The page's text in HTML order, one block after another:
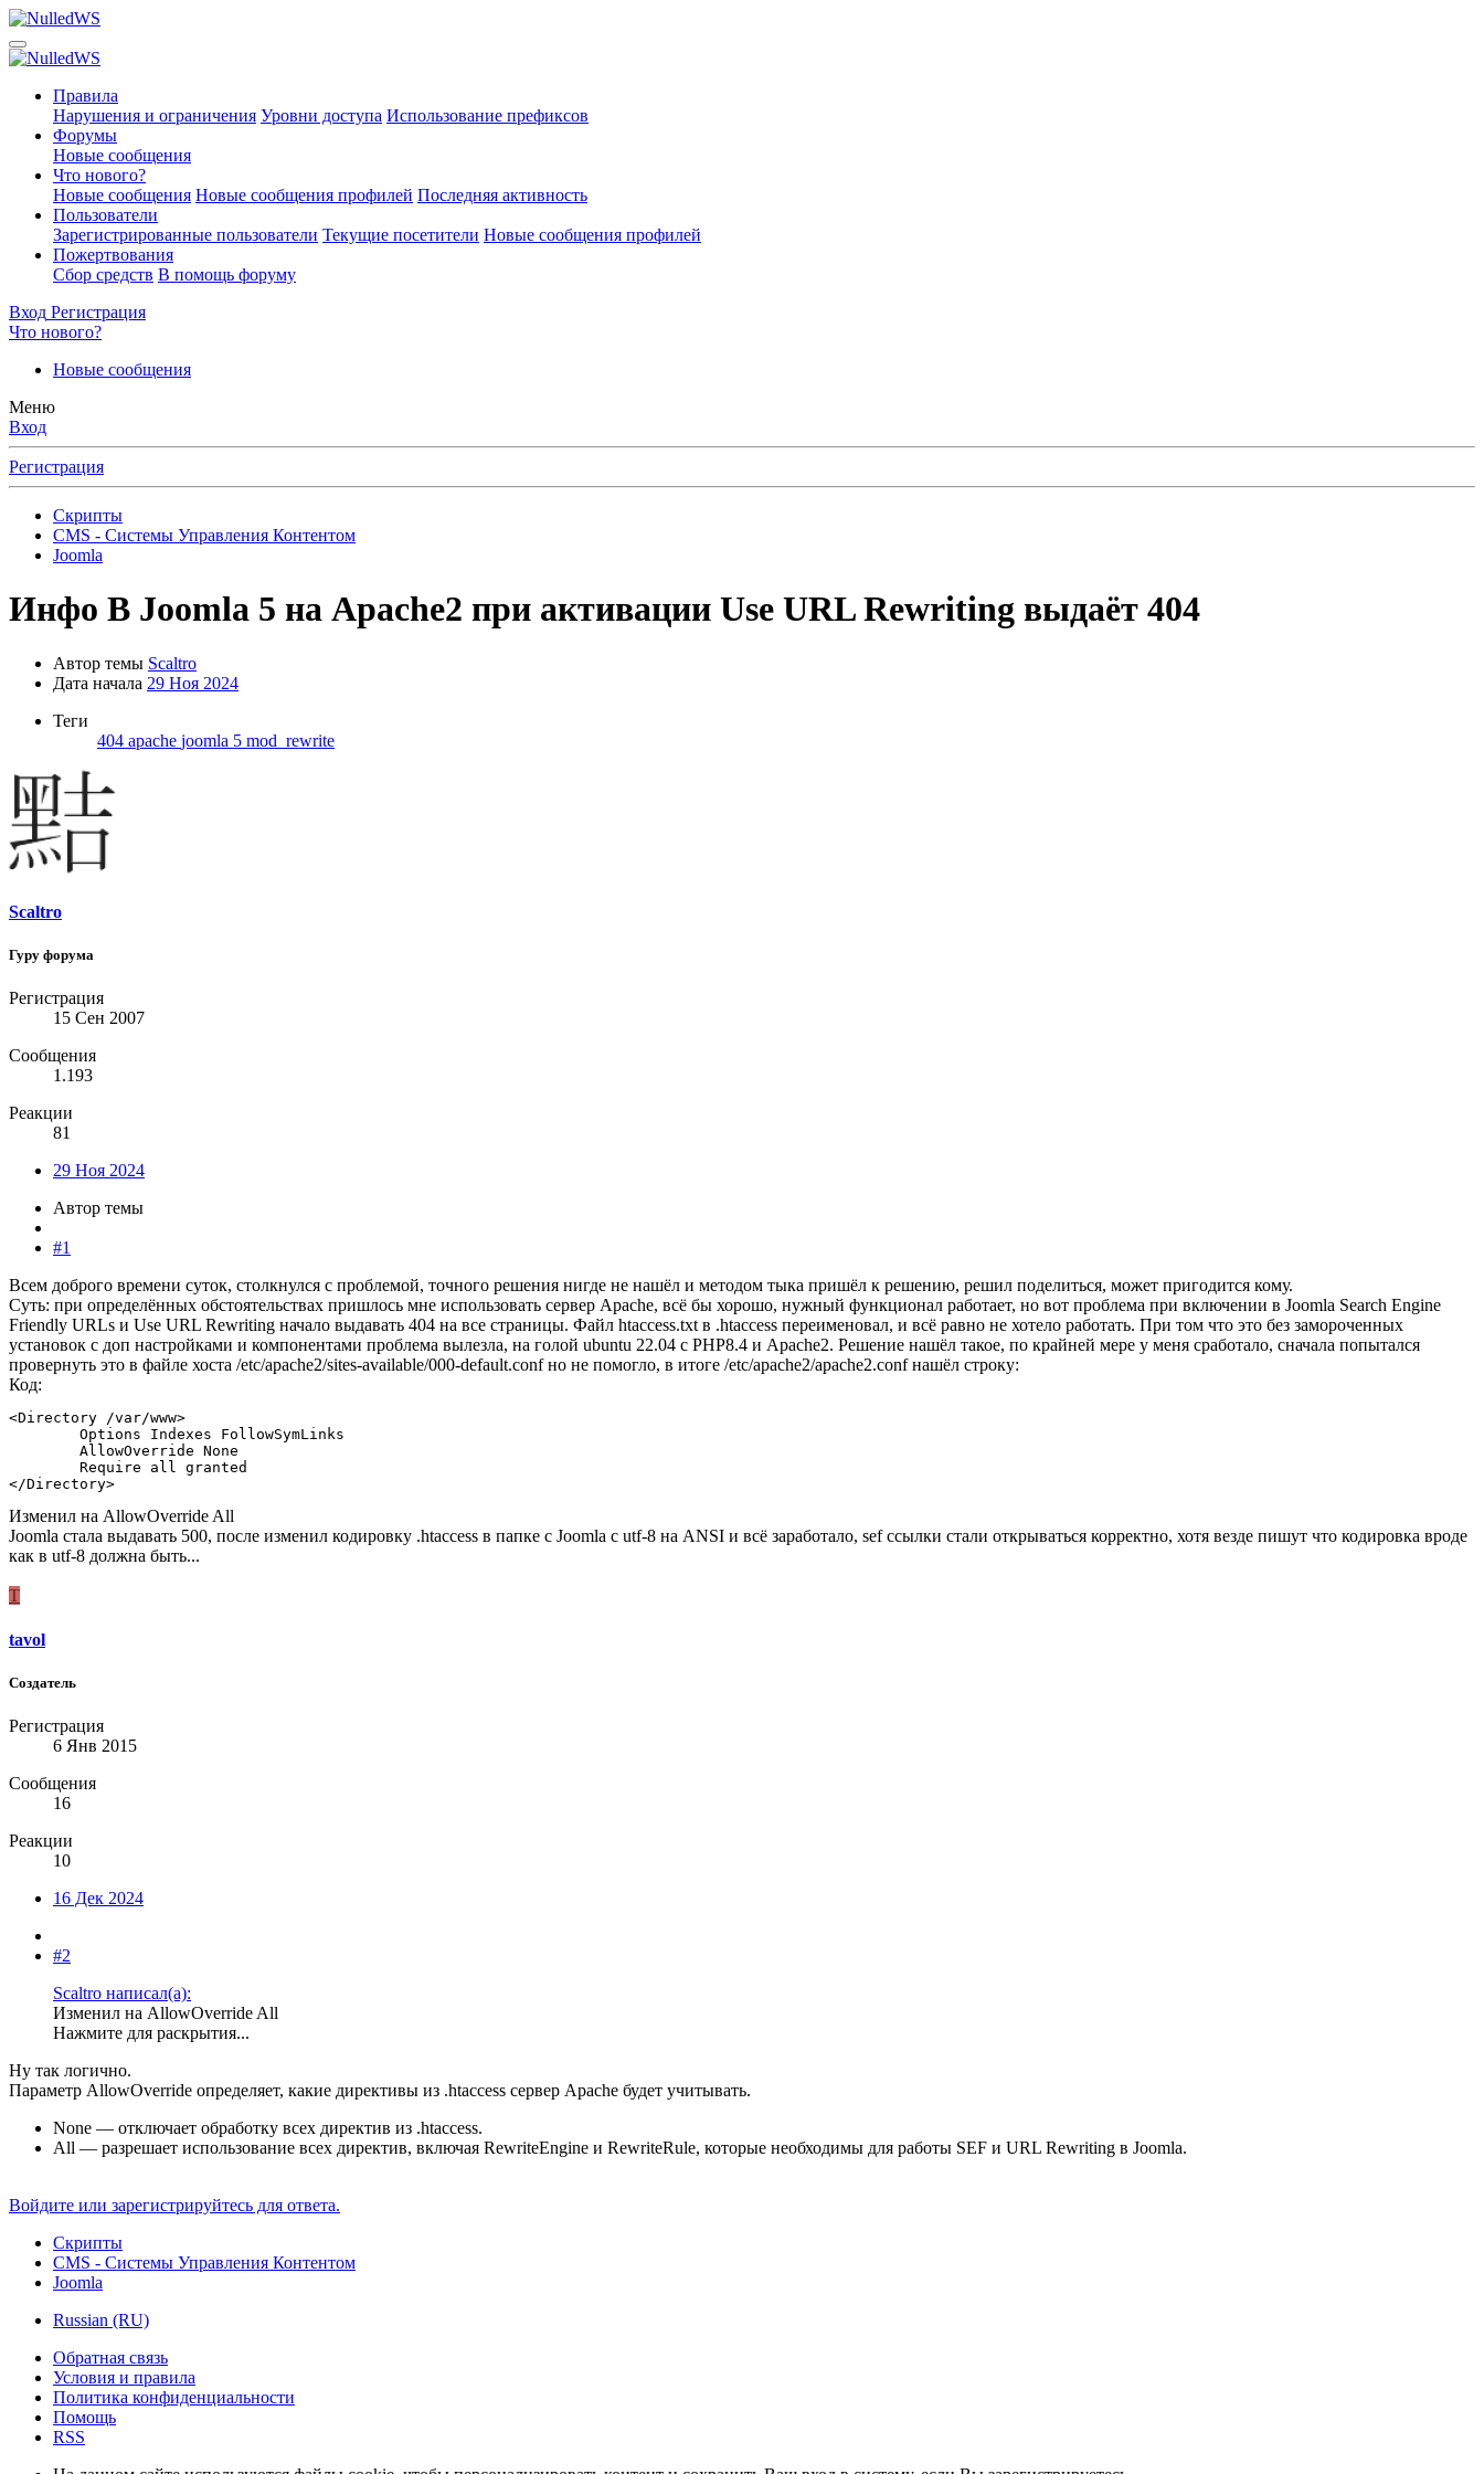
Правила
Нарушения и ограничения Уровни доступа Использование префиксов
Форумы
Новые сообщения
Что нового?
Новые сообщения Новые сообщения профилей Последняя активность
Пользователи
Зарегистрированные пользователи Текущие посетители Новые сообщения профилей
Пожертвования
Сбор средств В помощь форуму
Вход Регистрация
Что нового?
Новые сообщения
Меню
Вход
Регистрация
Скрипты
CMS - Системы Управления Контентом
Joomla
Инфо В Joomla 5 на Apache2 при активации Use URL Rewriting выдаёт 404
Автор темы Scaltro
Дата начала 29 Ноя 2024
Теги
404 apache joomla 5 mod_rewrite
Scaltro
Гуру форума
Регистрация
15 Сен 2007
Сообщения
1.193
Реакции
81
29 Ноя 2024
Автор темы
#1
Всем доброго времени суток, столкнулся с проблемой, точного решения нигде не нашёл и методом тыка пришёл к решению, решил поделиться, может пригодится кому.
Суть: при определённых обстоятельствах пришлось мне использовать сервер Apache, всё бы хорошо, нужный функционал работает, но вот проблема при включении в Joomla Search Engine
Friendly URLs и Use URL Rewriting начало выдавать 404 на все страницы. Файл htaccess.txt в .htaccess переименовал, и всё равно не хотело работать. При том что это без замороченных
установок с доп настройками и компонентами проблема вылезла, на голой ubuntu 22.04 с PHP8.4 и Apache2. Решение нашёл такое, по крайней мере у меня сработало, сначала попытался
провернуть это в файле хоста /etc/apache2/sites-available/000-default.conf но не помогло, в итоге /etc/apache2/apache2.conf нашёл строку:
Код:
<Directory /var/www>
        Options Indexes FollowSymLinks
        AllowOverride None
        Require all granted
</Directory>
Изменил на AllowOverride All
Joomla стала выдавать 500, после изменил кодировку .htaccess в папке с Joomla с utf-8 на ANSI и всё заработало, sef ссылки стали открываться корректно, хотя везде пишут что кодировка вроде
как в utf-8 должна быть...
T
tavol
Создатель
Регистрация
6 Янв 2015
Сообщения
16
Реакции
10
16 Дек 2024
#2
Scaltro написал(а):
Изменил на AllowOverride All
Нажмите для раскрытия...
Ну так логично.
Параметр AllowOverride определяет, какие директивы из .htaccess сервер Apache будет учитывать.
None — отключает обработку всех директив из .htaccess.
All — разрешает использование всех директив, включая RewriteEngine и RewriteRule, которые необходимы для работы SEF и URL Rewriting в Joomla.
Войдите или зарегистрируйтесь для ответа.
Скрипты
CMS - Системы Управления Контентом
Joomla
Russian (RU)
Обратная связь
Условия и правила
Политика конфиденциальности
Помощь
RSS